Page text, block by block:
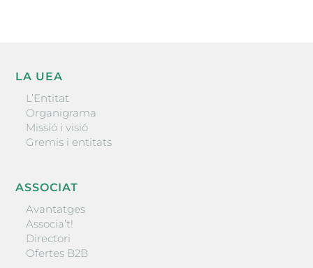
LA UEA
L’Entitat
Organigrama
Missió i visió
Gremis i entitats
ASSOCIAT
Avantatges
Associa’t!
Directori
Ofertes B2B